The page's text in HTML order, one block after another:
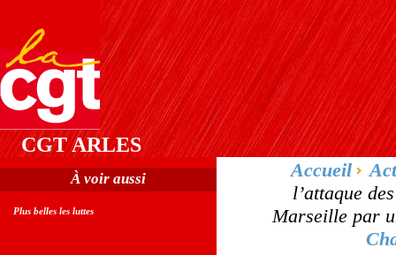
CGT ARLES
Accueil
l’attaque
Marseille par
À voir aussi
Plus belles les luttes